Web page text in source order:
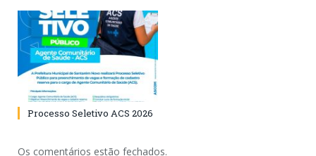
Processo Seletivo ACS 2026
Os comentários estão fechados.